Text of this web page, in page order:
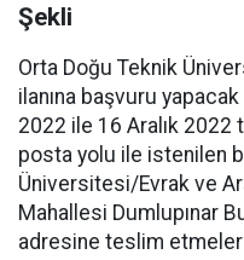
Şekli
Orta Doğu Teknik
ilanına başvuru yapacak
2022 ile 16 Aralık 2022
posta yolu ile istenilen
Üniversitesi/Evrak ve
Mahallesi Dumlupınar
adresine teslim